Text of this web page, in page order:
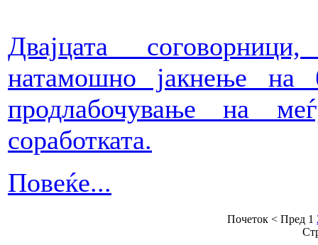
Двајцата
натамошно јакнење на
продлабочување на
соработката.
Повеќе...
Почеток < Пред 1